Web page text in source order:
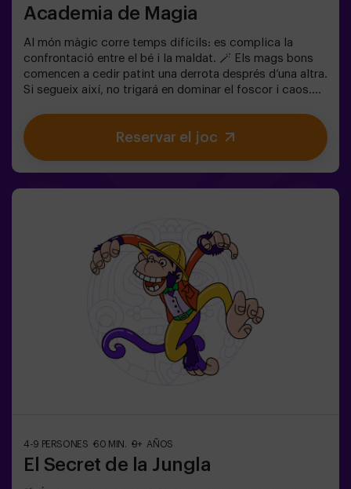
Academia de Magia
Al món màgic corre temps difícils: es complica la
confrontació entre el bé i la maldat. 🪄 Els mags bons
comencen a cedir patint una derrota després d’una altra.
Si segueix així, no trigará en dominar el foscor i caos.
poder de la pedra filosofal. Però primer s'ha de crear i
ningú ho ha aconseguit encara en tota la historia de la
màgia! Us espera la misió complicada de salvar el
monitor (consulta'ns les condicions).⚠️ Passes estrets
⚠️ 🧩 Nivell de dificultat: fàcil.
Reservar el joc
4-9 PERSONES 60 MIN. 9+ AÑOS
El Secret de la Jungla